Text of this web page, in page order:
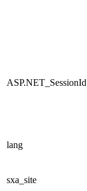
ASP.NET_SessionId
lang
sxa_site